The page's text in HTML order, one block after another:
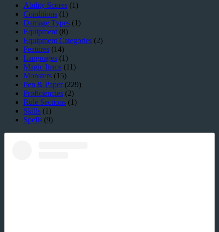
Ability Scores (1)
Conditions (1)
Damage Types (1)
Equipment (8)
Equipment Categories (2)
Features (14)
Languages (1)
Magic Items (11)
Monsters (15)
Pen & Paper(229)
Proficiencies (2)
Rule Sections (1)
Skills (1)
Spells (9)